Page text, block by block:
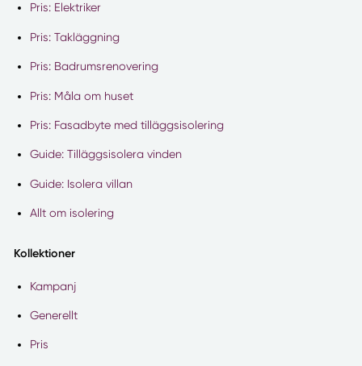
Pris: Elektriker
Pris: Takläggning
Pris: Badrumsrenovering
Pris: Måla om huset
Pris: Fasadbyte med tilläggsisolering
Guide: Tilläggsisolera vinden
Guide: Isolera villan
Allt om isolering
Kollektioner
Kampanj
Generellt
Pris